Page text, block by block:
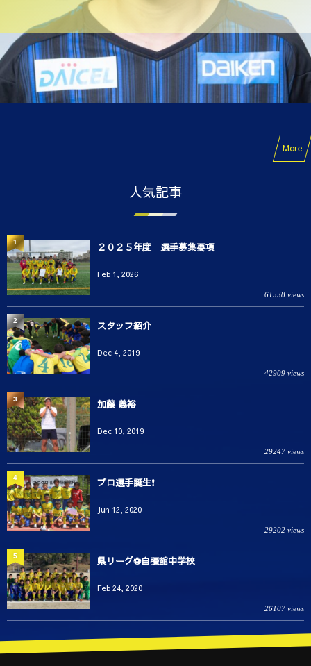
More
人気記事
２０２５年度 選手募集要項
Feb 1, 2026
61538 views
1
スタッフ紹介
Dec 4, 2019
42909 views
2
加藤 義裕
Dec 10, 2019
29247 views
3
プロ選手誕生❗️
Jun 12, 2020
29202 views
4
県リーグ⚽️自彊館中学校
Feb 24, 2020
26107 views
5